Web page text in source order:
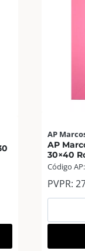
AP
AP
30×40
Código
PVPR: